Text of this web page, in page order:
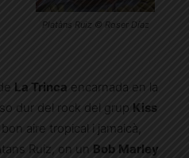
Platàns Ruiz © Roser Díaz
La Trinca encarnada en la
dur del rock del grup Kiss
aire tropical i jamaicà,
Ruiz, on un Bob Marley